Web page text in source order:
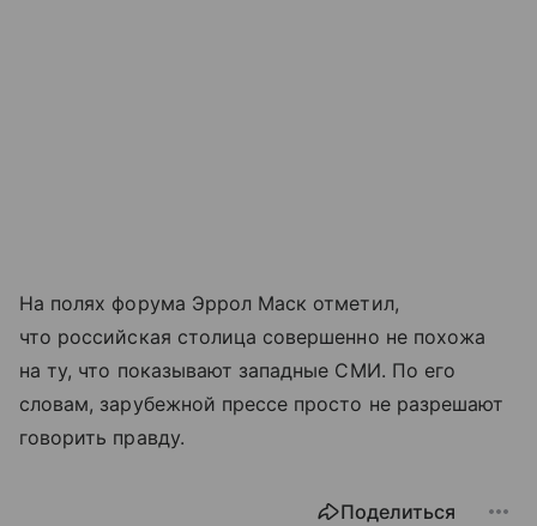
На полях форума Эррол Маск отметил,
что российская столица совершенно не похожа
на ту, что показывают западные СМИ. По его
словам, зарубежной прессе просто не разрешают
говорить правду.
Поделиться